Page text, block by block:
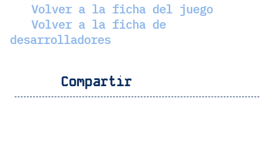
Volver a la ficha del juego
Volver a la ficha de
desarrolladores
Compartir